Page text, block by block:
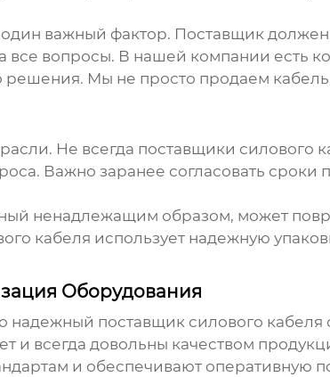
важный фактор. Поставщик должен
все вопросы. В нашей компании есть
решения. Мы не просто продаем
Не всегда поставщики силового
Важно заранее согласовать сроки
ненадлежащим образом, может
кабеля использует надежную
Оборудования
надежный поставщик силового кабеля
и всегда довольны качеством
и обеспечивают оперативную